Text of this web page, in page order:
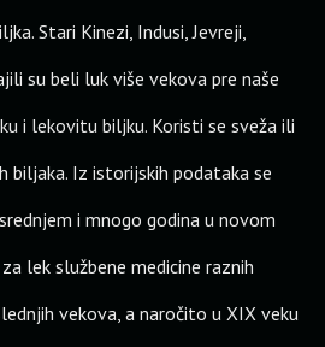
Stari Kinezi, Indusi, Jevreji,
su beli luk više vekova pre naše
i lekovitu biljku. Koristi se sveža ili
biljaka. Iz istorijskih podataka se
i mnogo godina u novom
lek službene medicine raznih
vekova, a naročito u XIX veku